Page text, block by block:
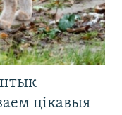
цікавыя